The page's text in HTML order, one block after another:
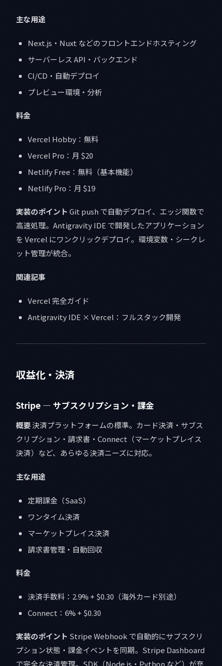
主な用途
Next.js・Nuxt などのフロントエンドホスティング
サーバーレス API・バックエンド
CI/CD・自動デプロイ
プレビュー環境・分析
料金
Vercel Hobby：無料
Vercel Pro：月 $20
Netlify Free：無料（基本機能）
Netlify Pro：月 $19
実装のポイント Git push で自動デプロイ、エッジ関数で
高速処理。Antigravity IDE で開発したアプリケーション
を Vercel にワンクリックデプロイ。環境変数・シークレ
ット管理が統合。
関連記事
Vercel 完全ガイド
Antigravity IDE × Vercel：フルスタック開発
収益化・決済
Stripe — サブスクリプション・課金
概要決済プラットフォームの標準。カード決済・サブス
クリプション・請求書・Connect（マーケットプレイス
決済）など、あらゆる決済ニーズに対応。
主な用途
定期課金（SaaS）
ワンタイム決済
マーケットプレイス決済
請求書管理・自動回収
料金
決済手数料：2.9% + $0.30（海外カード別途）
Connect：6% + $0.30
実装のポイント Stripe Webhook で自動的にサブスクリ
プション状態・課金イベントを同期。Stripe Dashboard
で完全な決済管理。SDK（Node.js・Python など）が充